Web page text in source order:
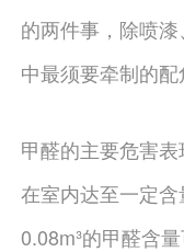
的两件事，除喷
中最须要牵制的配
甲醛的主要危害
在室内达至一定
0.08m³的甲醛含